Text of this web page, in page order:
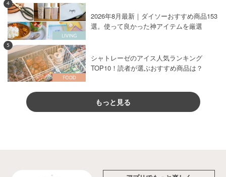
4
2026年8月最新｜ダイソーおすすめ商品153
選。使って良かった神アイテムを厳選
5
シャトレーゼのアイス人気ランキング
TOP10！読者が選ぶおすすめ商品は？
もっと見る